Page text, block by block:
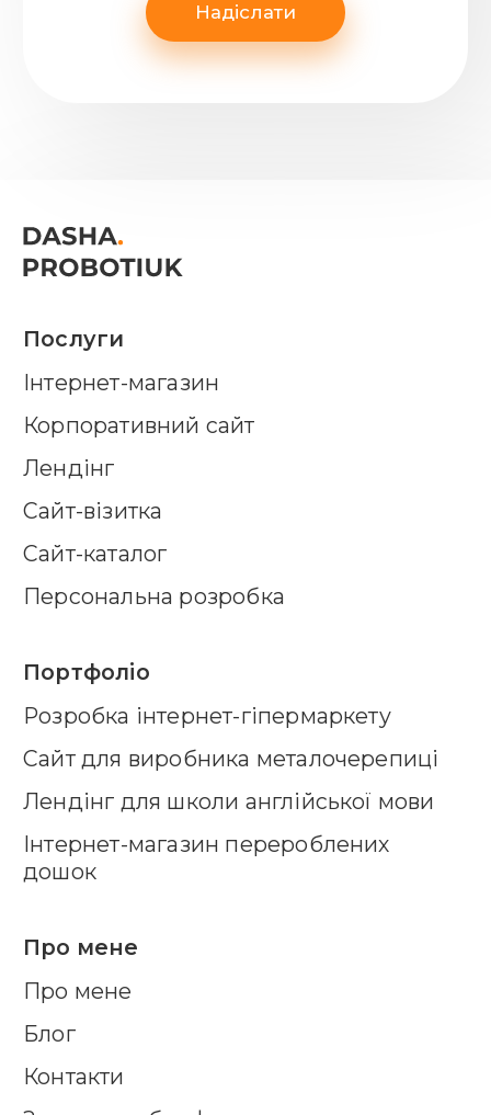
Надіслати
Послуги
Інтернет-магазин
Корпоративний сайт
Лендінг
Сайт-візитка
Сайт-каталог
Персональна розробка
Портфоліо
Розробка інтернет-гіпермаркету
Cайт для виробника металочерепиці
Лендінг для школи англійської мови
Інтернет-магазин перероблених
дошок
Про мене
Про мене
Блог
Контакти